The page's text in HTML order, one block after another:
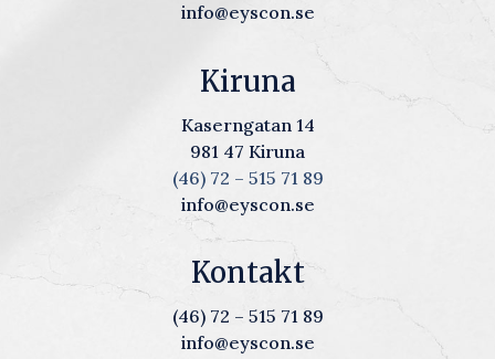
info@eyscon.se
Kiruna
Kaserngatan 14
981 47 Kiruna
(46) 72 – 515 71 89
info@eyscon.se
Kontakt
(46) 72 – 515 71 89
info@eyscon.se